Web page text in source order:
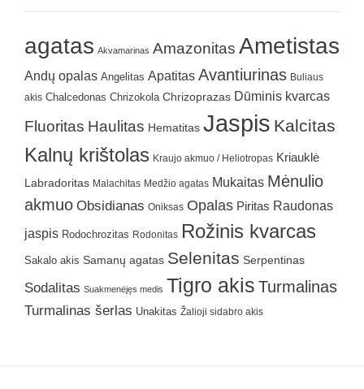
agatas Akvamarinas Amazonitas Ametistas
Andų opalas Angelitas Apatitas Avantiurinas Buliaus
akis Chalcedonas Chrizokola Chrizoprazas Dūminis kvarcas
Fluoritas Haulitas Hematitas Jaspis Kalcitas
Kalnų krištolas Kraujo akmuo / Heliotropas Kriauklė
Labradoritas Malachitas Medžio agatas Mukaitas Mėnulio
akmuo Obsidianas Oniksas Opalas Piritas Raudonas
jaspis Rodochrozitas Rodonitas Rožinis kvarcas
Sakalo akis Samanų agatas Selenitas Serpentinas
Sodalitas Suakmenėjęs medis Tigro akis Turmalinas
Turmalinas šerlas Unakitas Žalioji sidabro akis